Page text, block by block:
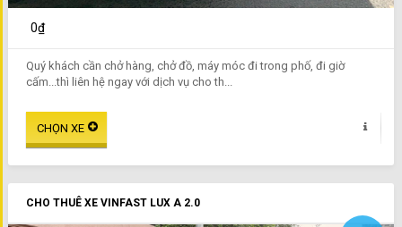
0₫
Quý khách cần chở hàng, chở đồ, máy móc đi trong phố, đi giờ
cấm...thì liên hệ ngay với dịch vụ cho th...
CHO THUÊ XE VINFAST LUX A 2.0